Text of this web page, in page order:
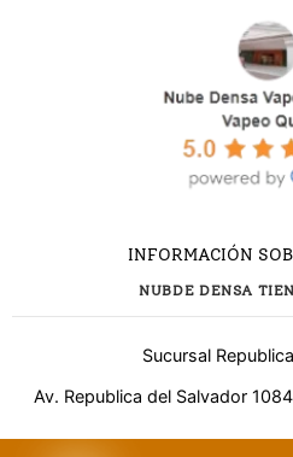
INFORMACIÓN
NUBDE DENSA
Sucursal
Av. Republica del Salvador